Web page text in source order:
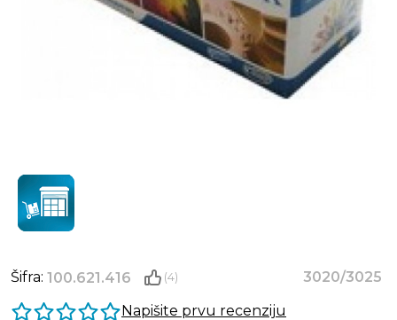
Šifra: 100.621.416 (4)
3020/3025
Napišite prvu recenziju